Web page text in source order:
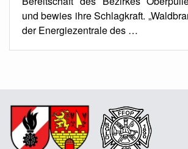
und bewies ihre Schlagkraft.
der Energiezentrale des …